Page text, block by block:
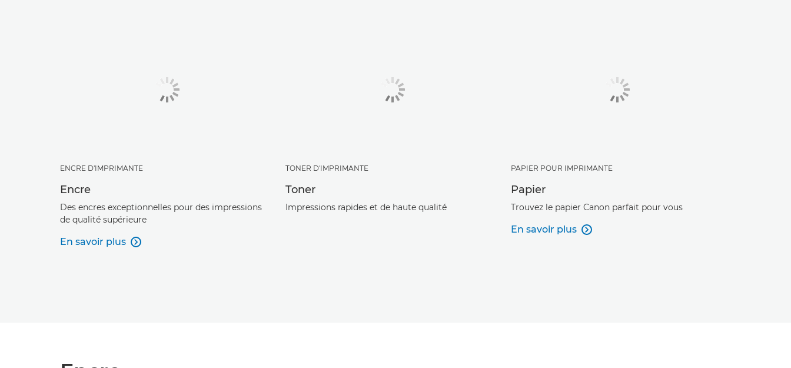
ENCRE D'IMPRIMANTE
Encre
Des encres exceptionnelles pour des impressions
de qualité supérieure
En savoir plus 
TONER D'IMPRIMANTE
Toner
Impressions rapides et de haute qualité
PAPIER POUR IMPRIMANTE
Papier
Trouvez le papier Canon parfait pour vous
En savoir plus 